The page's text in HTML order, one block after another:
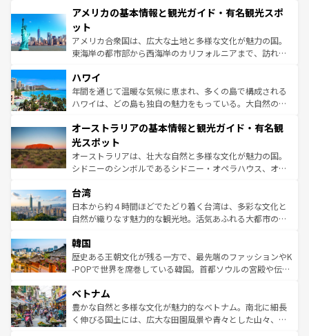
ンツ一覧を参照してほしい。
の建物がそのまま残る町や、スイスならではのユニークな
博物館もあり、アルプス観光だけでなく町歩きも満喫する
ことができる。国民の所得が高いため物価も高いが、旅行
者向けの交通パス提供のサービスもあり、うまく活用すれ
着のスイス情報は
アメリカの基本情報と観光ガイド・有名観光スポ
ット
アメリカ合衆国は、広大な土地と多様な文化が魅力の国。
東海岸の都市部から西海岸のカリフォルニアまで、訪れる
のような巨大都市は、観光、ショッピング、エンターテイ
ンメントが詰まった刺激的なスポットだ。一方、アメリカ
西部には大自然が広がり、グランドキャニオンやイエロー
部のニューオーリンズでは、音楽と美食が融合した独特の
文化が魅力。旅行者はアメリカの各地域で異なる魅力を楽
しみながら、その多様性と豊かな歴史を感じることができ
るだろう。車でのロードトリップや列車の旅も、アメリカ
情報は
ハワイ
年間を通じて温暖な気候に恵まれ、多くの島で構成される
ハワイは、どの島も独自の魅力をもっている。大自然の神
ワイ島は見逃せない。また、定番の観光地といえばオアフ
島だが、静かな自然を求めるならマウイ島やカウアイ島が
おすすめ。エメラルドグリーンに輝く海をはじめ、豊かな
文化や歴史が息づいている。「アロハスピリット」と呼ば
人々、おいしいローカルフードやハワイアンミュージッ
ク、伝統的なフラダンスなど、すべてがハワイの魅力を彩
っている。訪れるたびに新しい発見と感動が待っているハ
はコンテンツ一覧
オーストラリアの基本情報と観光ガイド・有名観
光スポット
オーストラリアは、壮大な自然と多様な文化が魅力の国。
シドニーのシンボルであるシドニー・オペラハウス、オー
リアリーフや大陸中央部にそびえるウルル（エアーズロッ
ク）、タスマニアの美しい原生林やケアンズの熱帯雨林な
ど、見どころがたくさん。また、カフェやワイン、オージ
いる。アクティビティも充実しており、サーフィンやダイ
ビング、ハイキングなど、アウトドア好きにはたまらな
い。オーストラリアの多彩な魅力を存分に味わいつくそ
参照してほしい。
台湾
日本から約４時間ほどでたどり着く台湾は、多彩な文化と
自然が織りなす魅力的な観光地。活気あふれる大都市の台
ン）、静ひつな山岳地帯である台湾東部など、都市の喧騒
と山間の静けさが共存しており、訪れる人に新しい発見と
驚きをもたらしてくれる。また、奥深い台湾の食文化も魅
容にもいいと評判のスイーツなど、バラエティ豊かな料理
が味わえる。 なお、新着の台湾情報は コンテンツ一覧を参
照してほしい。
韓国
歴史ある王朝文化が残る一方で、最先端のファッションやK
-POPで世界を席巻している韓国。首都ソウルの宮殿や伝統
き、地方に足を延ばせば四季折々の自然美を楽しむことが
できる。そして、キムチや焼肉、絶品のストリートフード
まで、さまざまな韓国料理が待っている。夜には、韓国な
ベトナム
豊かな自然と多様な文化が魅力的なベトナム。南北に細長
く伸びる国土には、広大な田園風景や青々とした山々、世